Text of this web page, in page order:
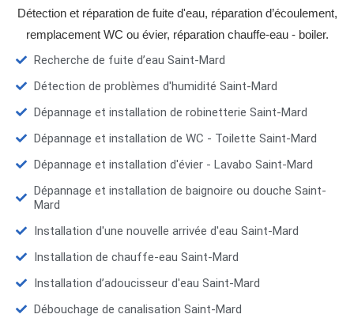
Détection et réparation de fuite d'eau, réparation d’écoulement,
remplacement WC ou évier, réparation chauffe-eau - boiler.
Recherche de fuite d’eau Saint-Mard
Détection de problèmes d'humidité Saint-Mard
Dépannage et installation de robinetterie Saint-Mard
Dépannage et installation de WC - Toilette Saint-Mard
Dépannage et installation d'évier - Lavabo Saint-Mard
Dépannage et installation de baignoire ou douche Saint-
Mard
Installation d'une nouvelle arrivée d'eau Saint-Mard
Installation de chauffe-eau Saint-Mard
Installation d’adoucisseur d'eau Saint-Mard
Débouchage de canalisation Saint-Mard